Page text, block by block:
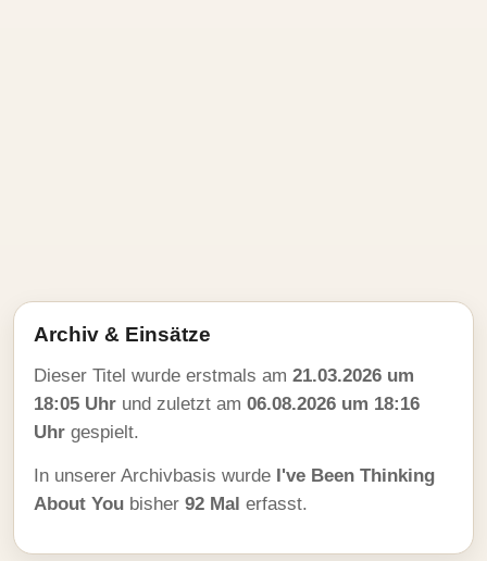
Archiv & Einsätze
Dieser Titel wurde erstmals am 21.03.2026 um
18:05 Uhr und zuletzt am 06.08.2026 um 18:16
Uhr gespielt.
In unserer Archivbasis wurde I've Been Thinking
About You bisher 92 Mal erfasst.